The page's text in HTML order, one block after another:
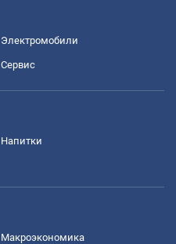
Электромобили
Сервис
Напитки
Mакроэкономика